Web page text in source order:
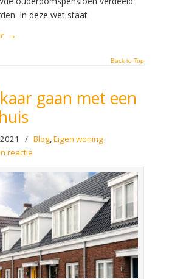
In deze wet staat
→
Back to Top
gaan met een
/ Blog,Eigen woning
reactie